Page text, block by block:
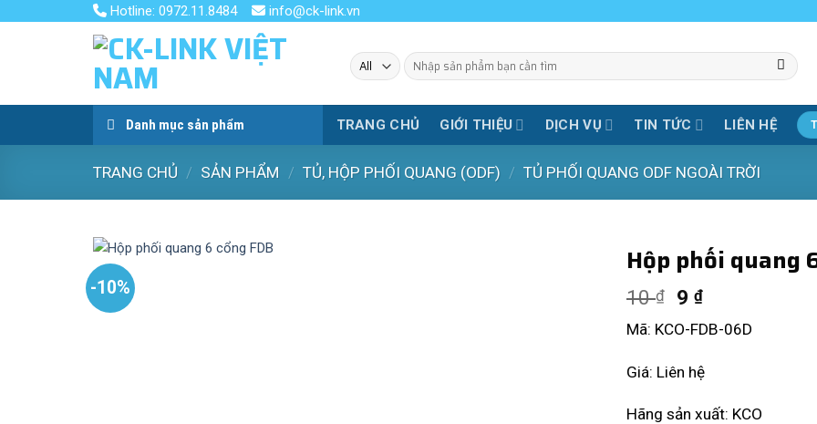
Hotline: 0972.11.8484 info@ck-link.vn
Tìm
kiếm:
Danh mục sản phẩm TRANG CHỦ GIỚI THIỆU DỊCH VỤ TIN TỨC LIÊN HỆ
TRANG CHỦ / SẢN PHẨM / TỦ, HỘP PHỐI QUANG (ODF) / TỦ PHỐI QUANG ODF NGOÀI TRỜI
-10%
Hộp phối quang
10₫ 9 ₫
Mã: KCO-FDB-06D
Giá: Liên hệ
Hãng sản xuất: KCO